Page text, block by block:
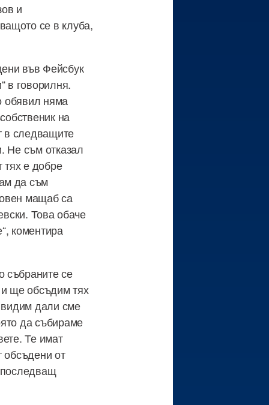
и
се в клуба,
във Фейсбук
в говорилня.
обявил няма
на
в следващите
Не съм отказал
е добре
да съм
мащаб са
Това обаче
коментира
събраните се
и ще обсъдим тях
видим дали сме
да събираме
Те имат
обсъдени от